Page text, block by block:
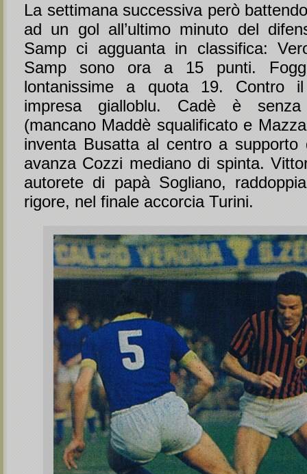
La settimana successiva però
ad un gol all’ultimo minuto del
Samp ci agguanta in classifica:
Samp sono ora a 15 punti.
lontanissime a quota 19. Contro
impresa gialloblu. Cadè è senza
(mancano Maddè squalificato e
inventa Busatta al centro a supporto
avanza Cozzi mediano di spinta.
autorete di papà Sogliano,
rigore, nel finale accorcia Turini.